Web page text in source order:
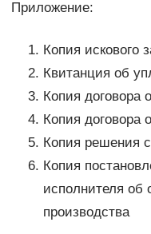
Приложение:
Копия искового
Квитанция об
Копия договора
Копия договора
Копия решения
Копия
исполнителя об
производства